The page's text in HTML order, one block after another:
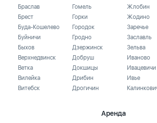
Браслав
Брест
Буда-Кошелево
Буйничи
Быхов
Верхнедвинск
Ветка
Вилейка
Витебск
Гомель
Горки
Городок
Гродно
Дзержинск
Добруш
Докшицы
Дрибин
Дрогичин
Жлобин
Жодино
Заречье
Заславль
Зельва
Иваново
Ивацевичи
Ивье
Аренда